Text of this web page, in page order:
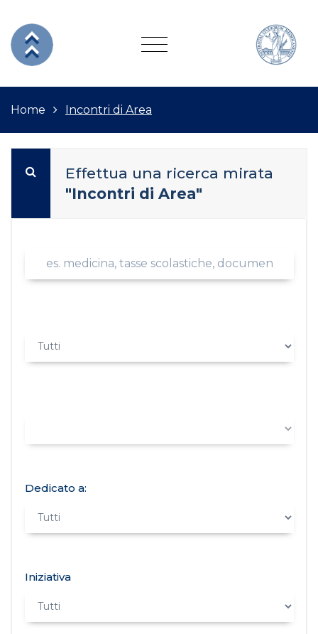
Home Incontri di Area
Effettua una ricerca mirata
"Incontri di Area"
Dedicato a:
Iniziativa